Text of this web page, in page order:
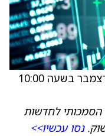
פגישה וירטואלית תתקיים ב-18 בדצמבר בשעה 10:00
הסמכותי לחדשות
נסו עכשיו>>